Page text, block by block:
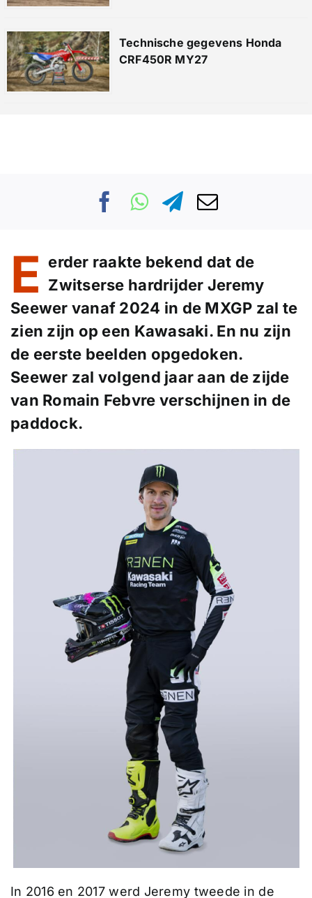
Technische gegevens Honda
CRF450R MY27
E erder raakte bekend dat de
Zwitserse hardrijder Jeremy
Seewer vanaf 2024 in de MXGP zal te
zien zijn op een Kawasaki. En nu zijn
de eerste beelden opgedoken.
Seewer zal volgend jaar aan de zijde
van Romain Febvre verschijnen in de
paddock.
In 2016 en 2017 werd Jeremy tweede in de